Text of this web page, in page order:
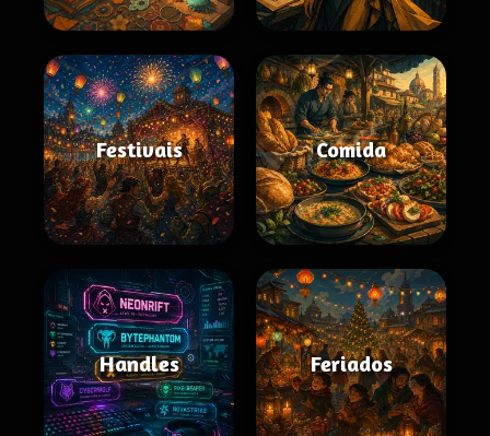
Festivais Comida
Handles Feriados